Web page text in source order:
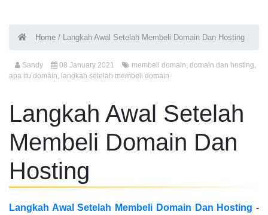
Home / Langkah Awal Setelah Membeli Domain Dan Hosting
Sandy 08 January 2021 membeli domain, domain dan hosting,
apa itu domain, langkah setelah membeli domain
Langkah Awal Setelah
Membeli Domain Dan
Hosting
Langkah Awal Setelah Membeli Domain Dan Hosting -